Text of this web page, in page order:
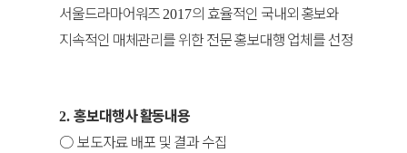
서울드라마어워즈2017의 효율적인 국내외 홍보와
지속적인 매체관리를 위한 전문 홍보대행 업체를 선정
2. 홍보대행사 활동내용
○보도자료 배포 및 결과 수집